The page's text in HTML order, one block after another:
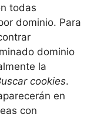
todas
dominio. Para
dominio
la
cookies.
en
con